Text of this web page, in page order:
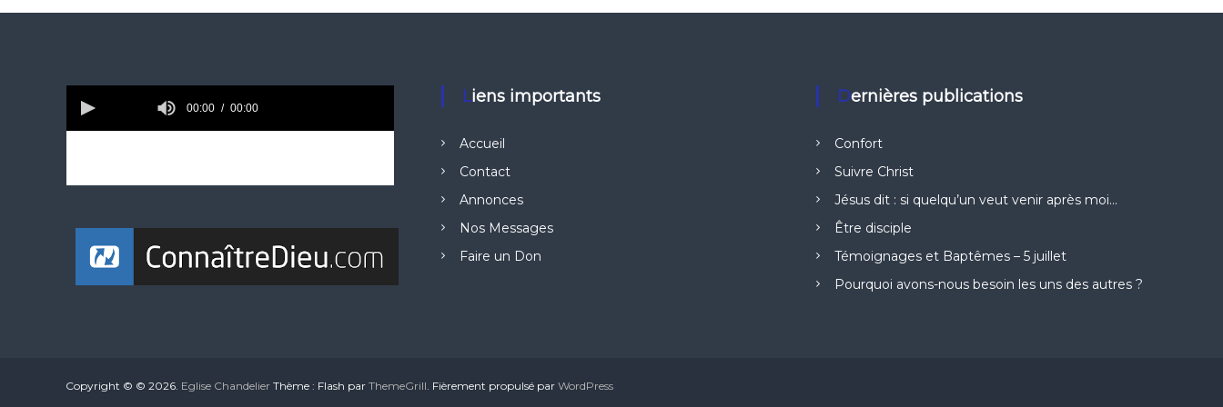
Liens importants
Accueil
Contact
Annonces
Nos Messages
Faire un Don
Dernières publications
Confort
Suivre Christ
Jésus dit : si quelqu’un veut venir après moi…
Être disciple
Témoignages et Baptêmes – 5 juillet
Pourquoi avons-nous besoin les uns des autres ?
Copyright © © 2026. Eglise Chandelier Thème : Flash par ThemeGrill. Fièrement propulsé par WordPress